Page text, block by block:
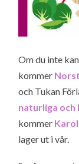
Om du inte
kommer
och Tukan
naturliga och
kommer
lager ut i vår.